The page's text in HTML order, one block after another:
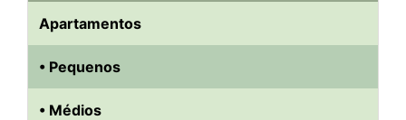
Apartamentos
• Pequenos
• Médios